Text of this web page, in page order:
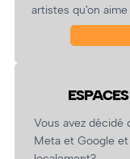
artistes qu’on
Vous avez décidé
Meta et Google